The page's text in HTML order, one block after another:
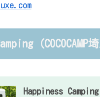
（COCOCAMP
Happiness Camping